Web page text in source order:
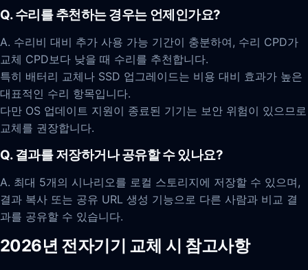
Q. 수리를 추천하는 경우는 언제인가요?
A. 수리비 대비 추가 사용 가능 기간이 충분하여, 수리 CPD가
교체 CPD보다 낮을 때 수리를 추천합니다.
특히 배터리 교체나 SSD 업그레이드는 비용 대비 효과가 높은
대표적인 수리 항목입니다.
다만 OS 업데이트 지원이 종료된 기기는 보안 위험이 있으므로
교체를 권장합니다.
Q. 결과를 저장하거나 공유할 수 있나요?
A. 최대 5개의 시나리오를 로컬 스토리지에 저장할 수 있으며,
결과 복사 또는 공유 URL 생성 기능으로 다른 사람과 비교 결
과를 공유할 수 있습니다.
2026년 전자기기 교체 시 참고사항